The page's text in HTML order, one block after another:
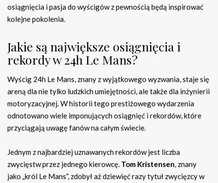
osiągnięcia i pasja do wyścigów z pewnością będą inspirować
kolejne pokolenia.
Jakie są największe osiągnięcia i
rekordy w 24h Le Mans?
Wyścig 24h Le Mans, znany z wyjątkowego wyzwania, staje się
areną dla nie tylko ludzkich umiejętności, ale także dla inżynierii
motoryzacyjnej. W historii tego prestiżowego wydarzenia
odnotowano wiele imponujących osiągnięć i rekordów, które
przyciągają uwagę fanów na całym świecie.
Jednym z najbardziej uznawanych rekordów jest liczba
zwycięstw przez jednego kierowcę. Tom Kristensen, znany
jako „król Le Mans”, zdobył aż dziewięć razy tytuł zwycięzcy w